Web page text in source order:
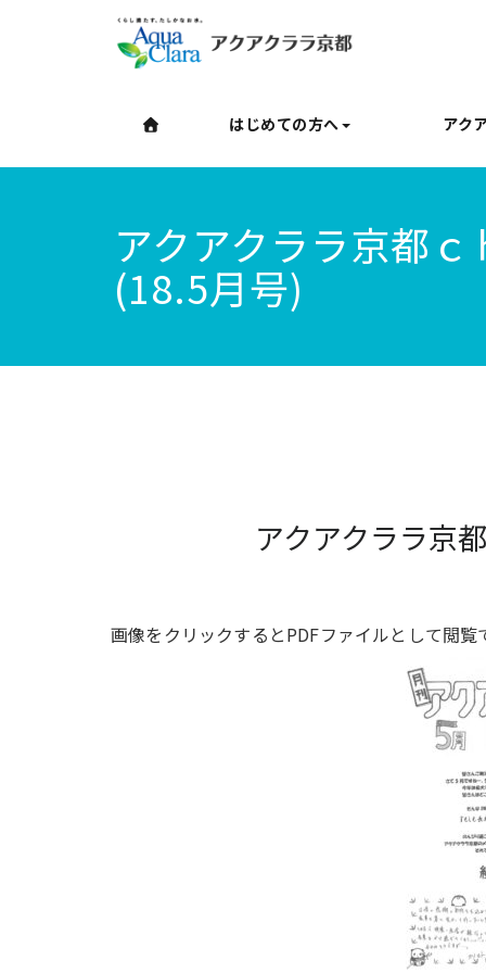
はじめての方へ アク
アクアクララ京都ｃ
(18.5月号)
アクアクララ京
画像をクリックするとPDFファイルとして閲覧